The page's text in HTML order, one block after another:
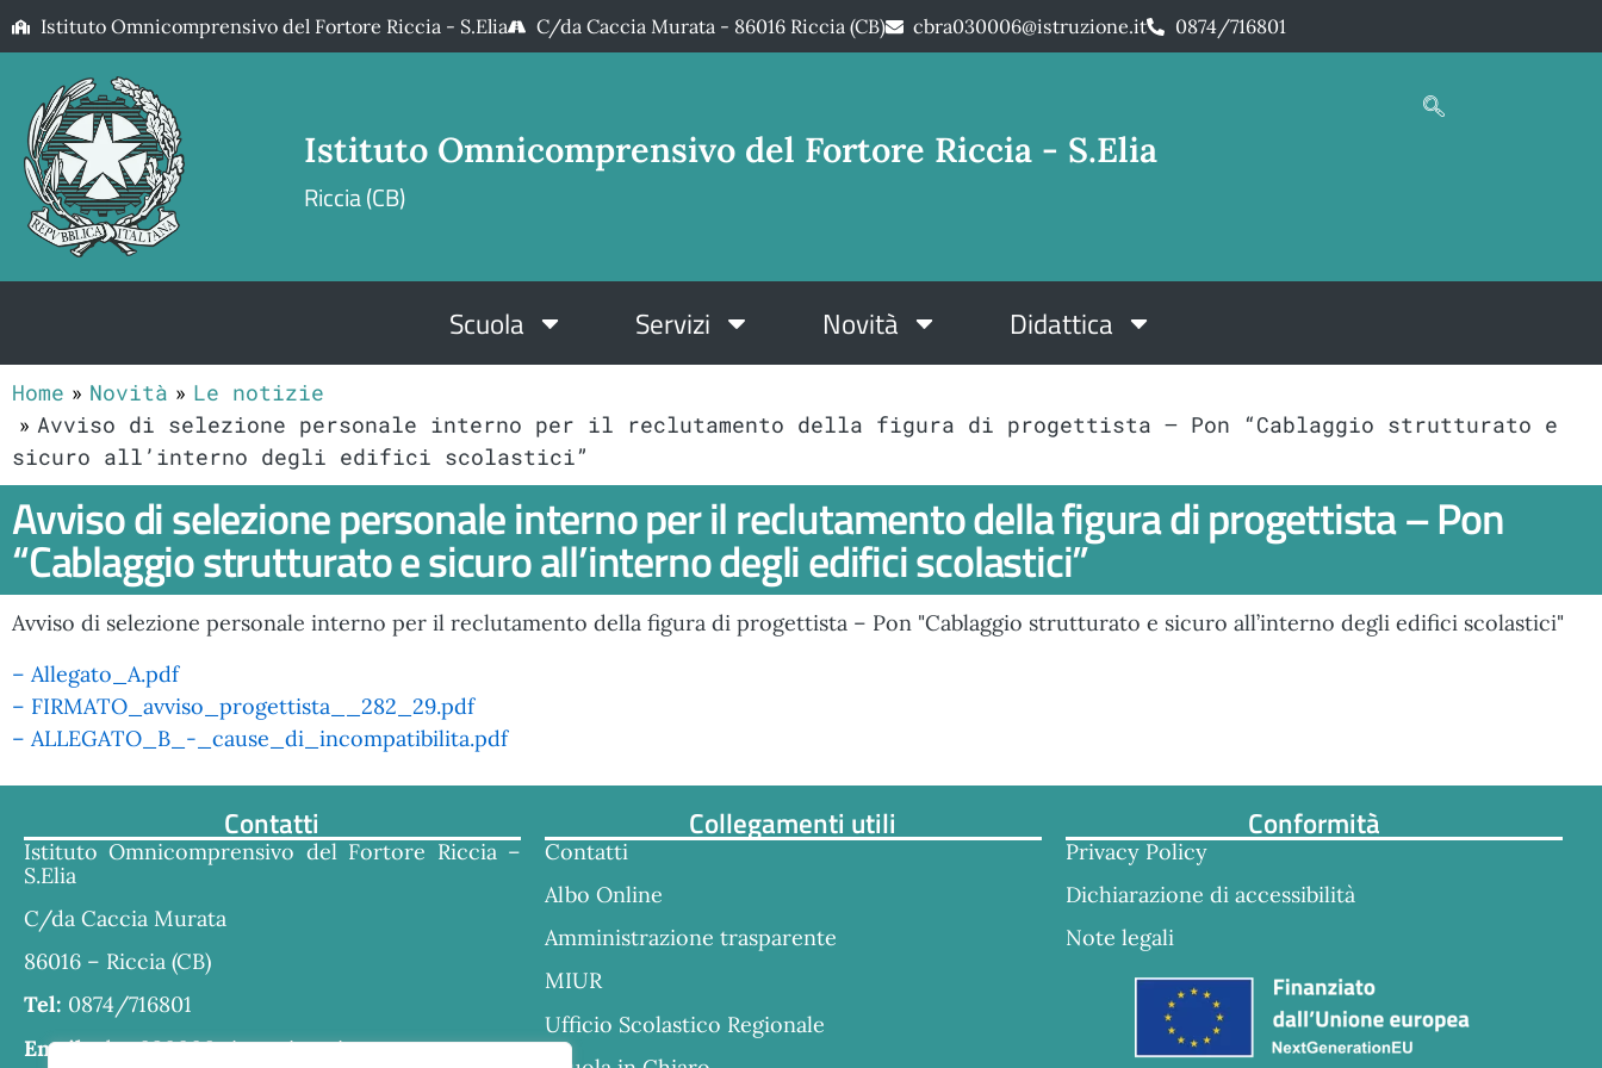
Istituto Omnicomprensivo del Fortore Riccia - S.Elia C/da Caccia Murata - 86016 Riccia (CB) cbra030006@istruzione.it 0874/716801
Istituto Omnicomprensivo del Fortore Riccia - S.Elia
Riccia (CB)
Scuola Servizi Novità Didattica
Home Novità
Le notizie
Avviso di selezione personale interno per il reclutamento della figura di progettista – Pon “Cablaggio strutturato e
sicuro all’interno degli edifici scolastici”
Avviso di selezione personale interno per il reclutamento della figura di progettista – Pon
“Cablaggio strutturato e sicuro all’interno degli edifici scolastici”
Avviso di selezione personale interno per il reclutamento della figura di progettista – Pon "Cablaggio strutturato e sicuro all’interno degli edifici scolastici"
– Allegato_A.pdf
– FIRMATO_avviso_progettista__282_29.pdf
– ALLEGATO_B_-_cause_di_incompatibilita.pdf
Contatti
Istituto Omnicomprensivo del Fortore Riccia –
S.Elia
C/da Caccia Murata
86016 – Riccia (CB)
Tel: 0874/716801
Email: cbra030006@istruzione.it
Collegamenti utili
Contatti
Albo Online
Amministrazione trasparente
MIUR
Ufficio Scolastico Regionale
Conformità
Privacy Policy
Dichiarazione di accessibilità
Note legali